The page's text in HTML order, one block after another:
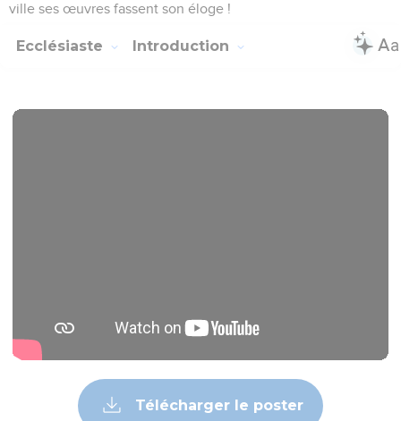
ville ses œuvres fassent son éloge !
Ecclésiaste Introduction
Télécharger le poster